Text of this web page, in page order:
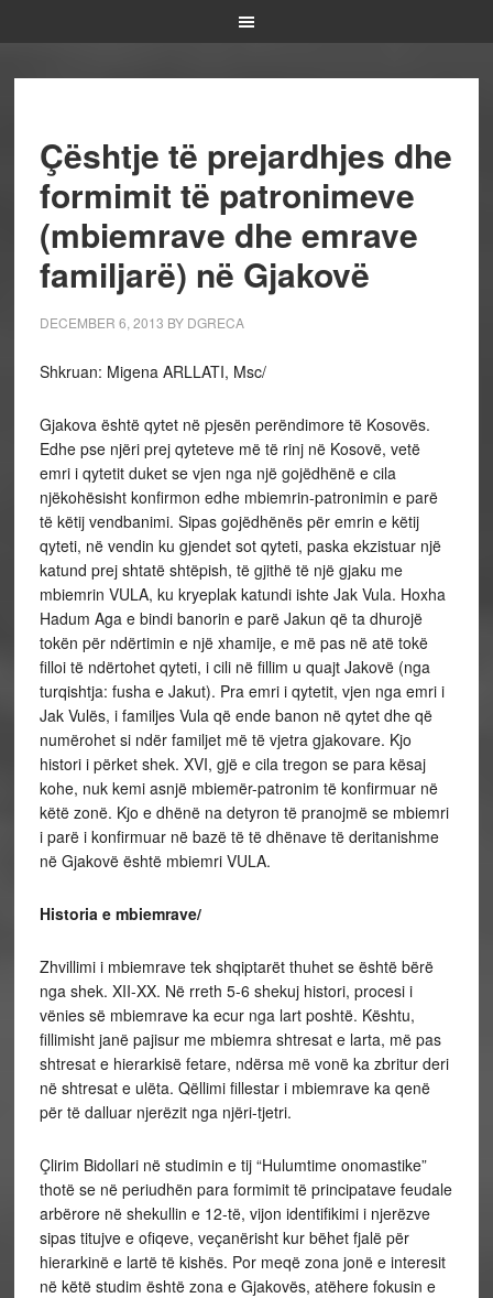
Çështje të prejardhjes dhe
formimit të patronimeve
(mbiemrave dhe emrave
familjarë) në Gjakovë
DECEMBER 6, 2013 BY DGRECA
Shkruan: Migena ARLLATI, Msc/
Gjakova është qytet në pjesën perëndimore të Kosovës.
Edhe pse njëri prej qyteteve më të rinj në Kosovë, vetë
emri i qytetit duket se vjen nga një gojëdhënë e cila
njëkohësisht konfirmon edhe mbiemrin-patronimin e parë
të këtij vendbanimi. Sipas gojëdhënës për emrin e këtij
qyteti, në vendin ku gjendet sot qyteti, paska ekzistuar një
katund prej shtatë shtëpish, të gjithë të një gjaku me
mbiemrin VULA, ku kryeplak katundi ishte Jak Vula. Hoxha
Hadum Aga e bindi banorin e parë Jakun që ta dhurojë
tokën për ndërtimin e një xhamije, e më pas në atë tokë
filloi të ndërtohet qyteti, i cili në fillim u quajt Jakovë (nga
turqishtja: fusha e Jakut). Pra emri i qytetit, vjen nga emri i
Jak Vulës, i familjes Vula që ende banon në qytet dhe që
numërohet si ndër familjet më të vjetra gjakovare. Kjo
histori i përket shek. XVI, gjë e cila tregon se para kësaj
kohe, nuk kemi asnjë mbiemër-patronim të konfirmuar në
këtë zonë. Kjo e dhënë na detyron të pranojmë se mbiemri
i parë i konfirmuar në bazë të të dhënave të deritanishme
në Gjakovë është mbiemri VULA.
Historia e mbiemrave/
Zhvillimi i mbiemrave tek shqiptarët thuhet se është bërë
nga shek. XII-XX. Në rreth 5-6 shekuj histori, procesi i
vënies së mbiemrave ka ecur nga lart poshtë. Kështu,
fillimisht janë pajisur me mbiemra shtresat e larta, më pas
shtresat e hierarkisë fetare, ndërsa më vonë ka zbritur deri
në shtresat e ulëta. Qëllimi fillestar i mbiemrave ka qenë
për të dalluar njerëzit nga njëri-tjetri.
Çlirim Bidollari në studimin e tij “Hulumtime onomastike”
thotë se në periudhën para formimit të principatave feudale
arbërore në shekullin e 12-të, vijon identifikimi i njerëzve
sipas titujve e ofiqeve, veçanërisht kur bëhet fjalë për
hierarkinë e lartë të kishës. Por meqë zona jonë e interesit
në këtë studim është zona e Gjakovës, atëhere fokusin e